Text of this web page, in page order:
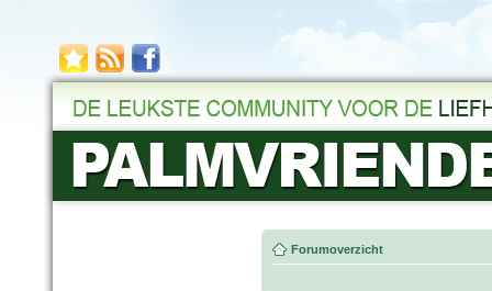
Forumoverzicht